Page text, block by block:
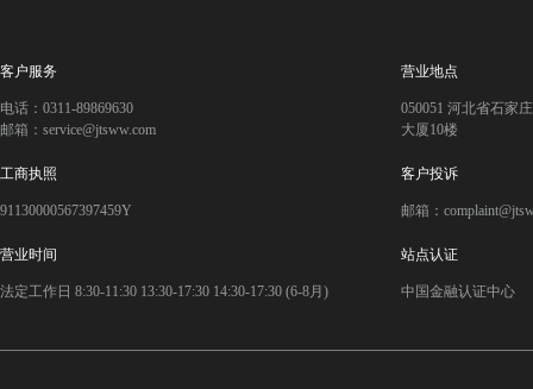
客户服务
电话：0311-89869630
邮箱：service@jtsww.com
营业地点
050051 河北省石家
大厦10楼
工商执照
91130000567397459Y
客户投诉
邮箱：
营业时间
法定工作日 8:30-11:30 13:30-17:30 14:30-17:30 (6-8月)
站点认证
中国金融认证中心